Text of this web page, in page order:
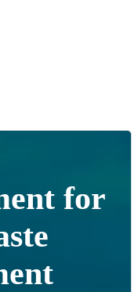
for